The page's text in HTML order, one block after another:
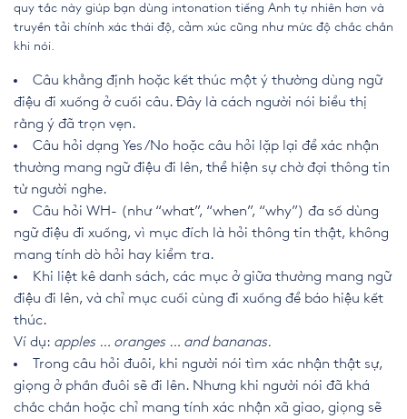
quy tắc này giúp bạn dùng intonation tiếng Anh tự nhiên hơn và
truyền tải chính xác thái độ, cảm xúc cũng như mức độ chắc chắn
khi nói.
Câu khẳng định hoặc kết thúc một ý thường dùng ngữ
điệu đi xuống ở cuối câu. Đây là cách người nói biểu thị
rằng ý đã trọn vẹn.
Câu hỏi dạng Yes/No hoặc câu hỏi lặp lại để xác nhận
thường mang ngữ điệu đi lên, thể hiện sự chờ đợi thông tin
từ người nghe.
Câu hỏi WH- (như “what”, “when”, “why”) đa số dùng
ngữ điệu đi xuống, vì mục đích là hỏi thông tin thật, không
mang tính dò hỏi hay kiểm tra.
Khi liệt kê danh sách, các mục ở giữa thường mang ngữ
điệu đi lên, và chỉ mục cuối cùng đi xuống để báo hiệu kết
thúc.
Ví dụ: apples … oranges … and bananas.
Trong câu hỏi đuôi, khi người nói tìm xác nhận thật sự,
giọng ở phần đuôi sẽ đi lên. Nhưng khi người nói đã khá
chắc chắn hoặc chỉ mang tính xác nhận xã giao, giọng sẽ